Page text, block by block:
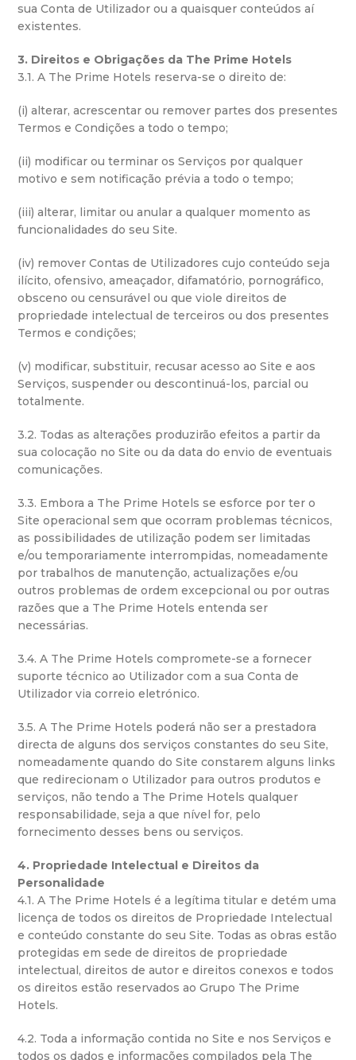
sua Conta de Utilizador ou a quaisquer conteúdos aí
existentes.
3. Direitos e Obrigações da The Prime Hotels
3.1. A The Prime Hotels reserva-se o direito de:
(i) alterar, acrescentar ou remover partes dos presentes
Termos e Condições a todo o tempo;
(ii) modificar ou terminar os Serviços por qualquer
motivo e sem notificação prévia a todo o tempo;
(iii) alterar, limitar ou anular a qualquer momento as
funcionalidades do seu Site.
(iv) remover Contas de Utilizadores cujo conteúdo seja
ilícito, ofensivo, ameaçador, difamatório, pornográfico,
obsceno ou censurável ou que viole direitos de
propriedade intelectual de terceiros ou dos presentes
Termos e condições;
(v) modificar, substituir, recusar acesso ao Site e aos
Serviços, suspender ou descontinuá-los, parcial ou
totalmente.
3.2. Todas as alterações produzirão efeitos a partir da
sua colocação no Site ou da data do envio de eventuais
comunicações.
3.3. Embora a The Prime Hotels se esforce por ter o
Site operacional sem que ocorram problemas técnicos,
as possibilidades de utilização podem ser limitadas
e/ou temporariamente interrompidas, nomeadamente
por trabalhos de manutenção, actualizações e/ou
outros problemas de ordem excepcional ou por outras
razões que a The Prime Hotels entenda ser
necessárias.
3.4. A The Prime Hotels compromete-se a fornecer
suporte técnico ao Utilizador com a sua Conta de
Utilizador via correio eletrónico.
3.5. A The Prime Hotels poderá não ser a prestadora
directa de alguns dos serviços constantes do seu Site,
nomeadamente quando do Site constarem alguns links
que redirecionam o Utilizador para outros produtos e
serviços, não tendo a The Prime Hotels qualquer
responsabilidade, seja a que nível for, pelo
fornecimento desses bens ou serviços.
4. Propriedade Intelectual e Direitos da
Personalidade
4.1. A The Prime Hotels é a legítima titular e detém uma
licença de todos os direitos de Propriedade Intelectual
e conteúdo constante do seu Site. Todas as obras estão
protegidas em sede de direitos de propriedade
intelectual, direitos de autor e direitos conexos e todos
os direitos estão reservados ao Grupo The Prime
Hotels.
4.2. Toda a informação contida no Site e nos Serviços e
todos os dados e informações compilados pela The